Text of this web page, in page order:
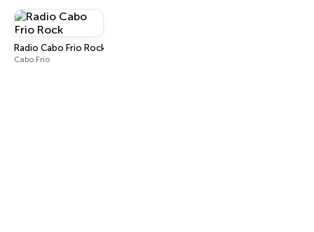
Radio Cabo Frio Rock
Cabo Frio